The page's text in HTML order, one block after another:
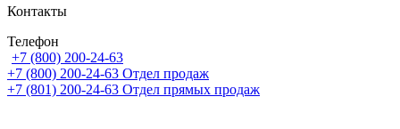
Контакты
Телефон
+7 (800) 200-24-63
+7 (800) 200-24-63 Отдел продаж
+7 (801) 200-24-63 Отдел прямых продаж